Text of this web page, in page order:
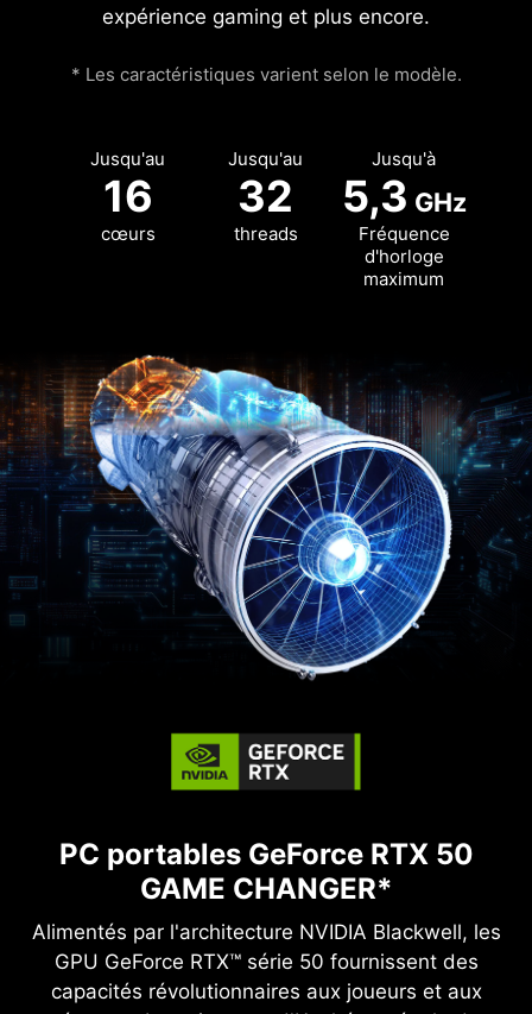
expérience gaming et plus encore.
* Les caractéristiques varient selon le modèle.
Jusqu'au
16
cœurs
Jusqu'au
32
threads
Jusqu'à
5,3 GHz
Fréquence
d'horloge
maximum
PC portables GeForce RTX 50
GAME CHANGER*
Alimentés par l'architecture NVIDIA Blackwell, les
GPU GeForce RTX™ série 50 fournissent des
capacités révolutionnaires aux joueurs et aux